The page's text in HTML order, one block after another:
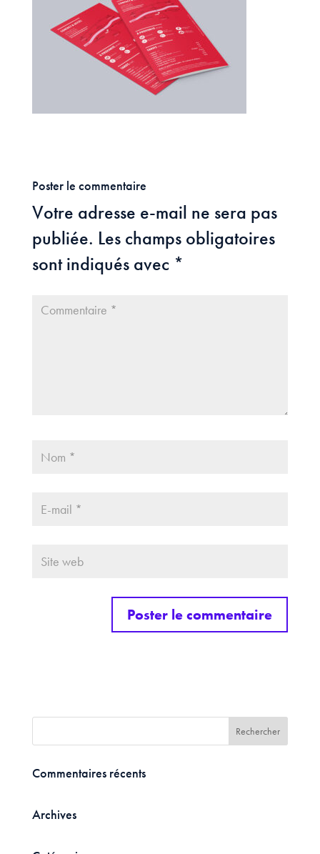
Poster le commentaire
Votre adresse e-mail ne sera pas
publiée. Les champs obligatoires
sont indiqués avec *
Commentaires récents
Archives